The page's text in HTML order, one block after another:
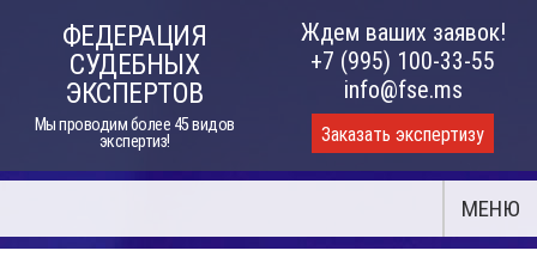
ФЕДЕРАЦИЯ
СУДЕБНЫХ
ЭКСПЕРТОВ
Мы проводим более 45 видов
экспертиз!
Ждем ваших заявок!
+7 (995) 100-33-55
info@fse.ms
Заказать экспертизу
МЕНЮ